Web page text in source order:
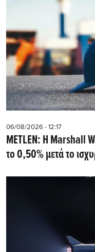
06/08/2026 - 12:17
METLEN: Η Marshall
το 0,50% μετά το